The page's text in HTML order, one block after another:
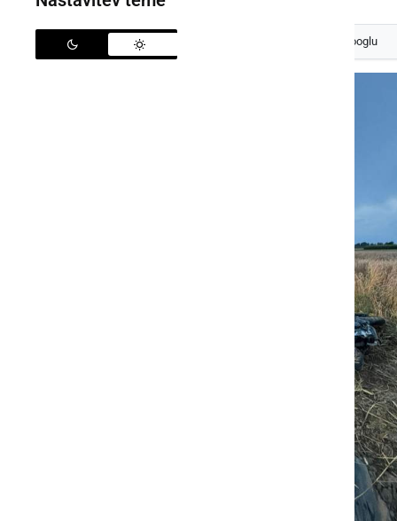
Izberite kot svoj prednostni vir na Googlu